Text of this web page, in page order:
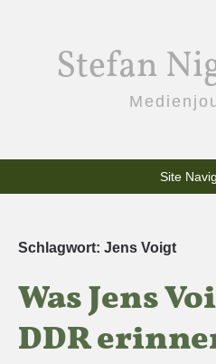
Stefan
Site
Schlagwort: Jens Voigt
Was Jens
DDR